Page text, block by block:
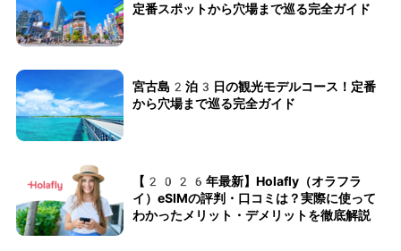
定番スポットから穴場まで巡る完全ガイド
宮古島2泊3日の観光モデルコース！定番
から穴場まで巡る完全ガイド
【2026年最新】Holafly（オラフラ
イ）eSIMの評判・口コミは？実際に使って
わかったメリット・デメリットを徹底解説